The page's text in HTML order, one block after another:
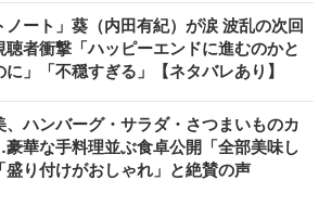
ノート」葵（内田有紀）が涙 波乱の次回
聴者衝撃「ハッピーエンドに進むのかと
」「不穏すぎる」【ネタバレあり】
、ハンバーグ・サラダ・さつまいものカ
華な手料理並ぶ食卓公開「全部美味し
盛り付けがおしゃれ」と絶賛の声